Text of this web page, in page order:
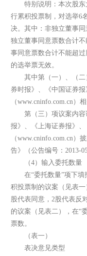
特别说明：本次股东
行累积投票制，对选举6
决。其中：非独立董事
独立董事同意票数合计
事同意票数合计不能超
的选举票无效。
其中第（一）、（二
券时报》、《中国证券
（www.cninfo.com.cn）
第（三）项议案内容
报》、《上海证券报》
（www.cninfo.com.cn）
告》（公告编号：2013-
（4）输入委托数量
在“委托数量”项下填
积投票制的议案（见表
股代表同意，2股代表反
的议案（见表二），在“
票数。
（表一）
表决意见类型